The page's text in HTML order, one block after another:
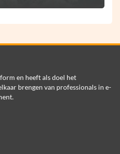
en heeft als doel het
brengen van professionals in e-